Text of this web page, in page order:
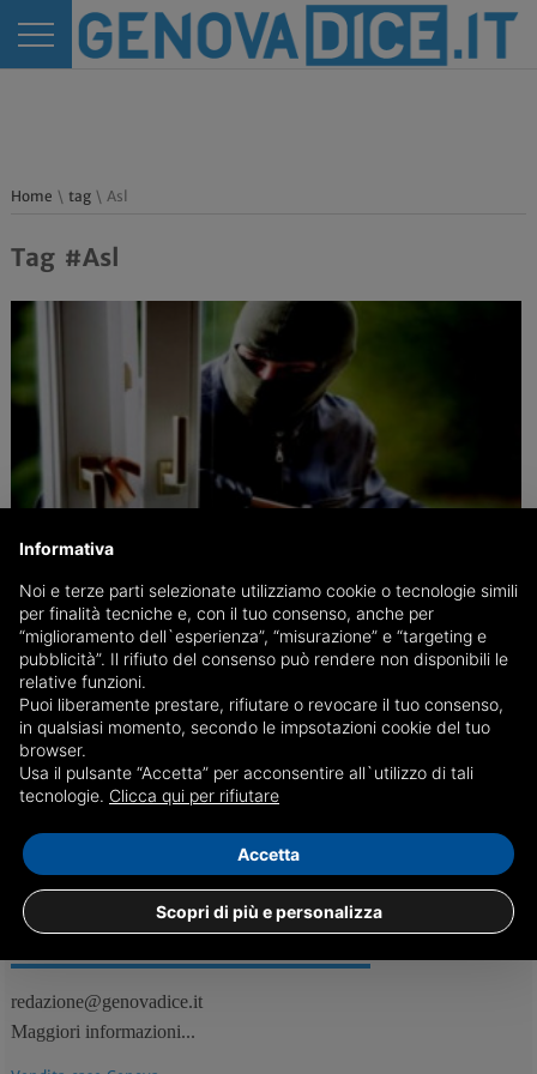
Home \ tag\ Asl
Tag #Asl
Evade dagli arresti domiciliari e va a rubare:
arrestato
L'uomo, già noto alle forze dell'ordine, è stato visto in atteggiamento
sospetto in Piazza Vittorio dai poliziotti del commissariato Cornigliano
30/07 Genova, Cronaca
REDAZIONE
redazione@genovadice.it
Maggiori informazioni...
Feed RSS
Informativa
Noi e terze parti selezionate utilizziamo cookie o tecnologie simili
per finalità tecniche e, con il tuo consenso, anche per
“miglioramento dell`esperienza”, “misurazione” e “targeting e
pubblicità”. Il rifiuto del consenso può rendere non disponibili le
relative funzioni.
Puoi liberamente prestare, rifiutare o revocare il tuo consenso,
in qualsiasi momento, secondo le impsotazioni cookie del tuo
browser.
Usa il pulsante “Accetta” per acconsentire all`utilizzo di tali
tecnologie. Clicca qui per rifiutare
Scopri di più e personalizza
Accetta